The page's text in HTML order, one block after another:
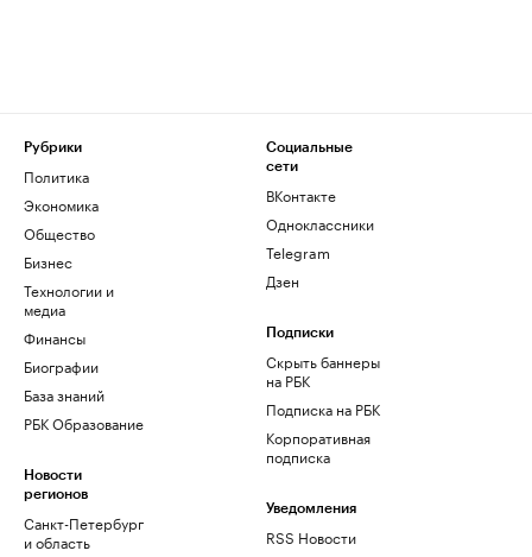
Рубрики
Политика
Экономика
Общество
Бизнес
Технологии и
медиа
Финансы
Биографии
База знаний
РБК Образование
Новости
регионов
Санкт-Петербург
и область
Социальные
сети
ВКонтакте
Одноклассники
Telegram
Дзен
Подписки
Скрыть баннеры
на РБК
Подписка на РБК
Корпоративная
подписка
Уведомления
RSS Новости